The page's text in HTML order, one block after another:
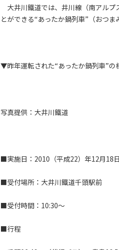
大井川鐵道では、井川線（南アルプ
とができる“あったか鍋列車”（おつ
▼昨年運転された“あったか鍋列車”の
写真提供：大井川鐵道
■実施日：2010（平成22）年12月18日
■受付場所：大井川鐵道千頭駅前
■受付時間：10:30～
■行程